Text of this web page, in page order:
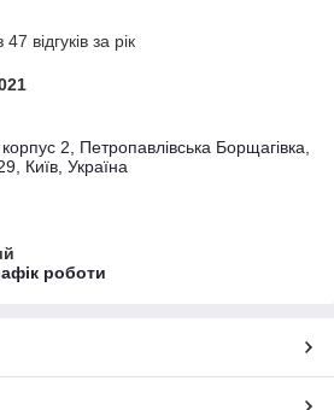
відгуків за рік
2, Петропавлівська Борщагівка,
Київ, Україна
роботи